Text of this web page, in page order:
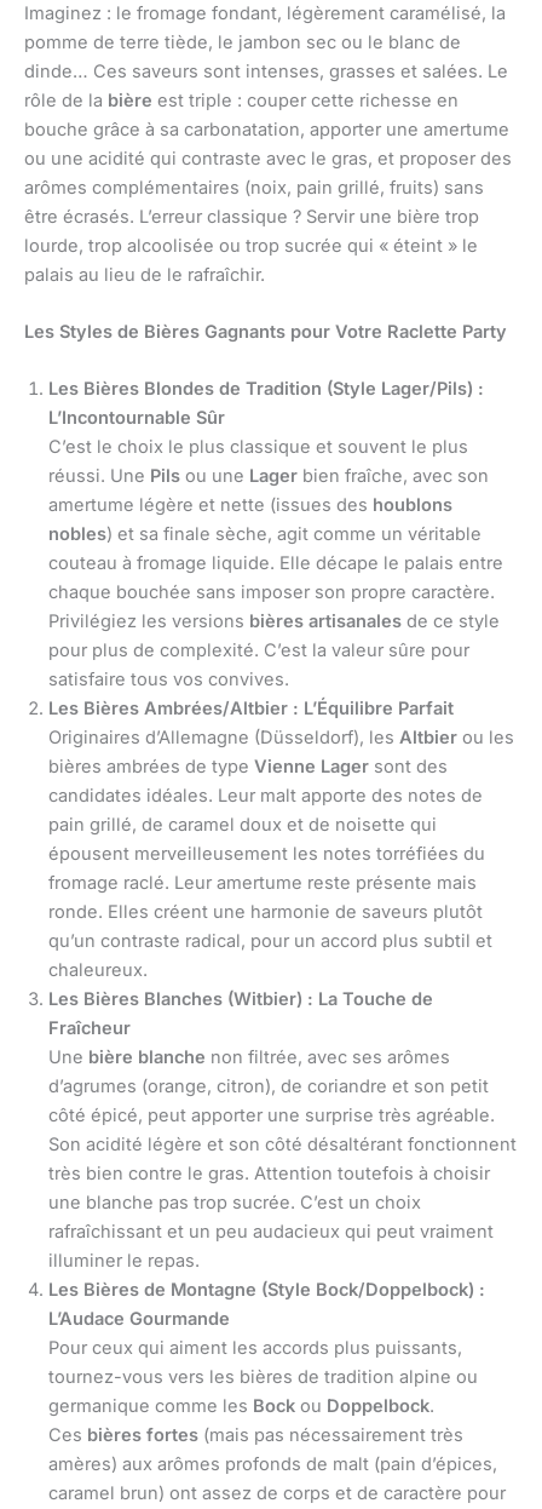
Imaginez : le fromage fondant, légèrement caramélisé, la
pomme de terre tiède, le jambon sec ou le blanc de
dinde… Ces saveurs sont intenses, grasses et salées. Le
rôle de la bière est triple : couper cette richesse en
bouche grâce à sa carbonatation, apporter une amertume
ou une acidité qui contraste avec le gras, et proposer des
arômes complémentaires (noix, pain grillé, fruits) sans
être écrasés. L’erreur classique ? Servir une bière trop
lourde, trop alcoolisée ou trop sucrée qui « éteint » le
palais au lieu de le rafraîchir.
Les Styles de Bières Gagnants pour Votre Raclette Party
Les Bières Blondes de Tradition (Style Lager/Pils) :
L’Incontournable Sûr
C’est le choix le plus classique et souvent le plus
réussi. Une Pils ou une Lager bien fraîche, avec son
amertume légère et nette (issues des houblons
nobles) et sa finale sèche, agit comme un véritable
couteau à fromage liquide. Elle décape le palais entre
chaque bouchée sans imposer son propre caractère.
Privilégiez les versions bières artisanales de ce style
pour plus de complexité. C’est la valeur sûre pour
satisfaire tous vos convives.
Les Bières Ambrées/Altbier : L’Équilibre Parfait
Originaires d’Allemagne (Düsseldorf), les Altbier ou les
bières ambrées de type Vienne Lager sont des
candidates idéales. Leur malt apporte des notes de
pain grillé, de caramel doux et de noisette qui
épousent merveilleusement les notes torréfiées du
fromage raclé. Leur amertume reste présente mais
ronde. Elles créent une harmonie de saveurs plutôt
qu’un contraste radical, pour un accord plus subtil et
chaleureux.
Les Bières Blanches (Witbier) : La Touche de
Fraîcheur
Une bière blanche non filtrée, avec ses arômes
d’agrumes (orange, citron), de coriandre et son petit
côté épicé, peut apporter une surprise très agréable.
Son acidité légère et son côté désaltérant fonctionnent
très bien contre le gras. Attention toutefois à choisir
une blanche pas trop sucrée. C’est un choix
rafraîchissant et un peu audacieux qui peut vraiment
illuminer le repas.
Les Bières de Montagne (Style Bock/Doppelbock) :
L’Audace Gourmande
Pour ceux qui aiment les accords plus puissants,
tournez-vous vers les bières de tradition alpine ou
germanique comme les Bock ou Doppelbock.
Ces bières fortes (mais pas nécessairement très
amères) aux arômes profonds de malt (pain d’épices,
caramel brun) ont assez de corps et de caractère pour